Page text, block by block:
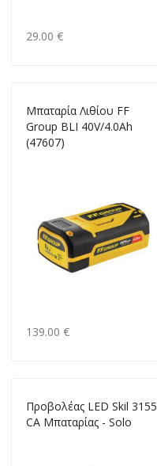
29.00 €
Μπαταρία Λιθίου FF
Group ΒLΙ 40V/4.0Ah
(47607)
139.00 €
Προβολέας LED Skil 3155
CA Μπαταρίας - Solo